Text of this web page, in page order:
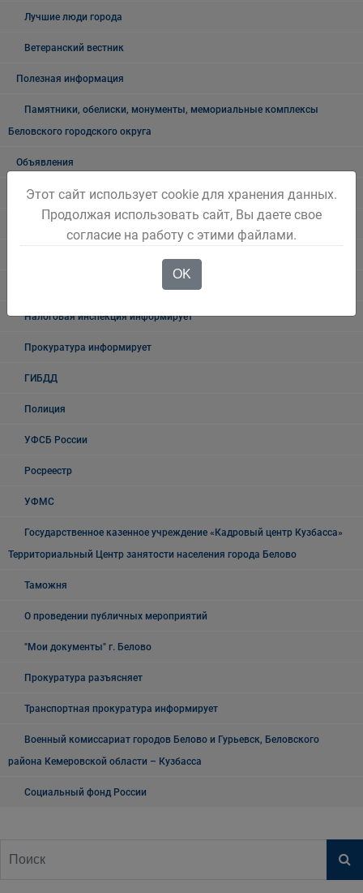
Лучшие люди города
Ветеранский вестник
Полезная информация
Памятники, обелиски, монументы, мемориальные комплексы
Беловского городского округа
Объявления
Безопасность на воде
Осторожно мошенники!
Учреждения Здравоохранения
Налоговая инспекция информирует
Прокуратура информирует
ГИБДД
Полиция
УФСБ России
Росреестр
УФМС
Государственное казенное учреждение «Кадровый центр Кузбасса»
Территориальный Центр занятости населения города Белово
Таможня
О проведении публичных мероприятий
"Мои документы" г. Белово
Прокуратура разъясняет
Транспортная прокуратура информирует
Военный комиссариат городов Белово и Гурьевск, Беловского
района Кемеровской области – Кузбасса
Социальный фонд России
Этот сайт использует cookie для хранения данных.
Продолжая использовать сайт, Вы даете свое
согласие на работу с этими файлами.
OK